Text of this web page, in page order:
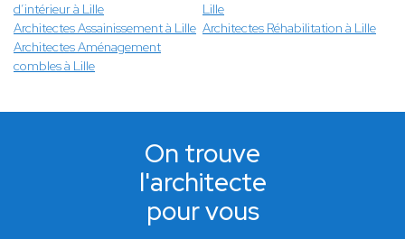
d’intérieur à Lille
Lille
Architectes Assainissement à Lille Architectes Réhabilitation à Lille
Architectes Aménagement
combles à Lille
On trouve
l'architecte
pour vous